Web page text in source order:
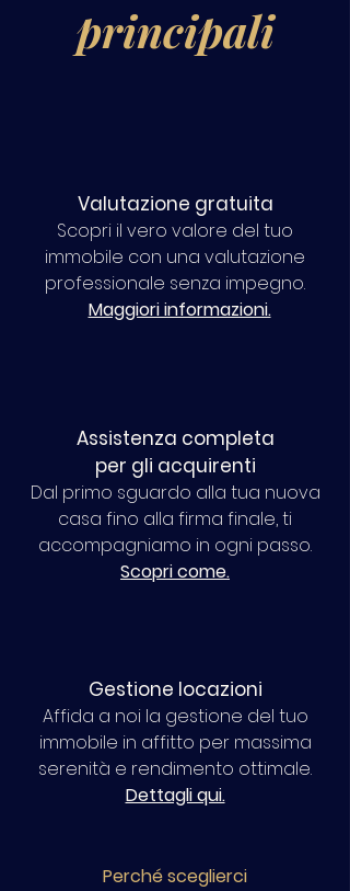
principali
Valutazione gratuita
Scopri il vero valore del tuo
immobile con una valutazione
professionale senza impegno.
Maggiori informazioni.
Assistenza completa
per gli acquirenti
Dal primo sguardo alla tua nuova
casa fino alla firma finale, ti
accompagniamo in ogni passo.
Scopri come.
Gestione locazioni
Affida a noi la gestione del tuo
immobile in affitto per massima
serenità e rendimento ottimale.
Dettagli qui.
Perché sceglierci